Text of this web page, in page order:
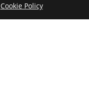
Cookie Policy